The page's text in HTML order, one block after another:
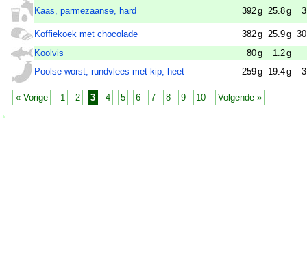
Kaas, parmezaanse, hard 392g 25.8g
Koffiekoek met chocolade 382g 25.9g
Koolvis
80g 1.2g
Poolse worst, rundvlees met kip, heet
259g 19.4g
« Vorige 1 2 3 4 5 6 7 8 9 10 Volgende »